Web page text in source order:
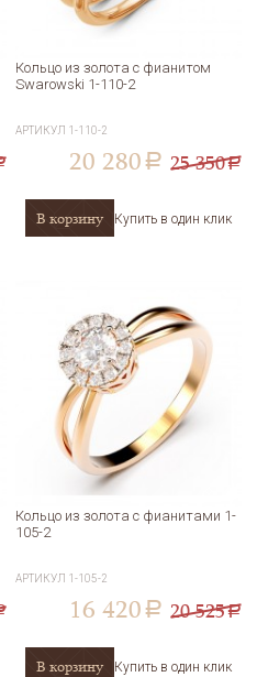
Кольцо из золота с фианитом
Swarowski 1-110-2
АРТИКУЛ 1-110-2
20 280 a 25 350a
В корзину Купить в один клик
Кольцо из золота с фианитами 1-
105-2
АРТИКУЛ 1-105-2
16 420 a 20 525a
В корзину Купить в один клик